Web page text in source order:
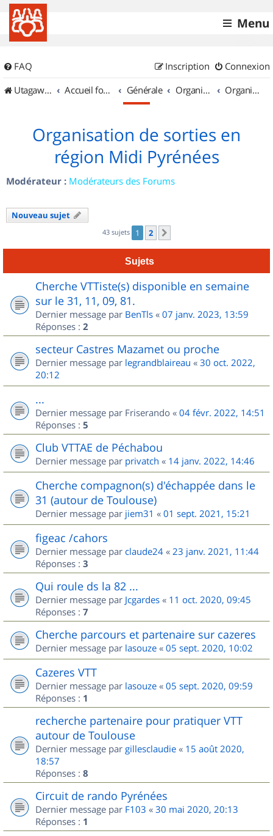
Menu
FAQ Connexion
Inscription
UtagawaVTT (Randos VTT et VTTAE avec traces GPS)
Accueil forum Générale Organisation de sorties & Recherche de partenaires Organisation de sorties en région Midi Pyrénées
Organisation de sorties en
région Midi Pyrénées
Modérateur : Modérateurs des Forums
Nouveau sujet
43 sujets 1 2
Sujets
Cherche VTTiste(s) disponible en semaine
sur le 31, 11, 09, 81.
Dernier message par BenTls « 07 janv. 2023, 13:59
Réponses : 2
secteur Castres Mazamet ou proche
Dernier message par legrandblaireau « 30 oct. 2022,
20:12
...
Dernier message par Friserando « 04 févr. 2022, 14:51
Réponses : 5
Club VTTAE de Péchabou
Dernier message par privatch « 14 janv. 2022, 14:46
Cherche compagnon(s) d'échappée dans le
31 (autour de Toulouse)
Dernier message par jiem31 « 01 sept. 2021, 15:21
figeac /cahors
Dernier message par claude24 « 23 janv. 2021, 11:44
Réponses : 3
Qui roule ds la 82 ...
Dernier message par Jcgardes « 11 oct. 2020, 09:45
Réponses : 7
Cherche parcours et partenaire sur cazeres
Dernier message par lasouze « 05 sept. 2020, 10:02
Cazeres VTT
Dernier message par lasouze « 05 sept. 2020, 09:59
Réponses : 1
recherche partenaire pour pratiquer VTT
autour de Toulouse
Dernier message par gillesclaudie « 15 août 2020,
18:57
Réponses : 8
Circuit de rando Pyrénées
Dernier message par F103 « 30 mai 2020, 20:13
Réponses : 1